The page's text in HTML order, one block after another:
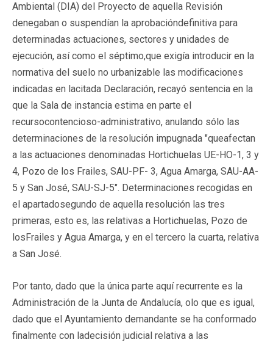
Ambiental (DIA) del Proyecto de aquella Revisión
denegaban o suspendían la aprobacióndefinitiva para
determinadas actuaciones, sectores y unidades de
ejecución, así como el séptimo,que exigía introducir en la
normativa del suelo no urbanizable las modificaciones
indicadas en lacitada Declaración, recayó sentencia en la
que la Sala de instancia estima en parte el
recursocontencioso-administrativo, anulando sólo las
determinaciones de la resolución impugnada "queafectan
a las actuaciones denominadas Hortichuelas UE-HO-1, 3 y
4, Pozo de los Frailes, SAU-PF- 3, Agua Amarga, SAU-AA-
5 y San José, SAU-SJ-5". Determinaciones recogidas en
el apartadosegundo de aquella resolución las tres
primeras, esto es, las relativas a Hortichuelas, Pozo de
losFrailes y Agua Amarga, y en el tercero la cuarta, relativa
a San José.
Por tanto, dado que la única parte aquí recurrente es la
Administración de la Junta de Andalucía, olo que es igual,
dado que el Ayuntamiento demandante se ha conformado
finalmente con ladecisión judicial relativa a las